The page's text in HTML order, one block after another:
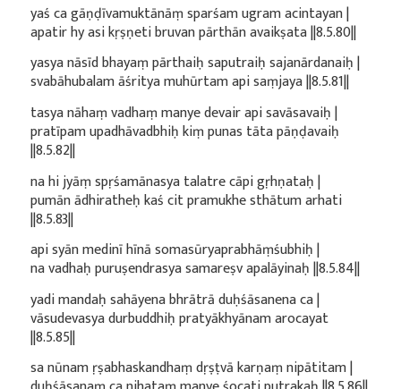
yaś ca gāṇḍīvamuktānāṃ sparśam ugram acintayan |
apatir hy asi kṛṣṇeti bruvan pārthān avaikṣata ||8.5.80||
yasya nāsīd bhayaṃ pārthaiḥ saputraiḥ sajanārdanaiḥ |
svabāhubalam āśritya muhūrtam api saṃjaya ||8.5.81||
tasya nāhaṃ vadhaṃ manye devair api savāsavaiḥ |
pratīpam upadhāvadbhiḥ kiṃ punas tāta pāṇḍavaiḥ
||8.5.82||
na hi jyāṃ spṛśamānasya talatre cāpi gṛhṇataḥ |
pumān ādhiratheḥ kaś cit pramukhe sthātum arhati
||8.5.83||
api syān medinī hīnā somasūryaprabhāṃśubhiḥ |
na vadhaḥ puruṣendrasya samareṣv apalāyinaḥ ||8.5.84||
yadi mandaḥ sahāyena bhrātrā duḥśāsanena ca |
vāsudevasya durbuddhiḥ pratyākhyānam arocayat
||8.5.85||
sa nūnam ṛṣabhaskandhaṃ dṛṣṭvā karṇaṃ nipātitam |